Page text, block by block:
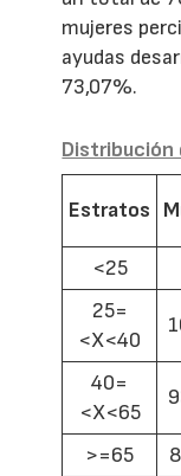
mujeres
ayudas
73,07%.
Distribución
Estratos
<25
25=
<X<40
40=
<X<65
>=65